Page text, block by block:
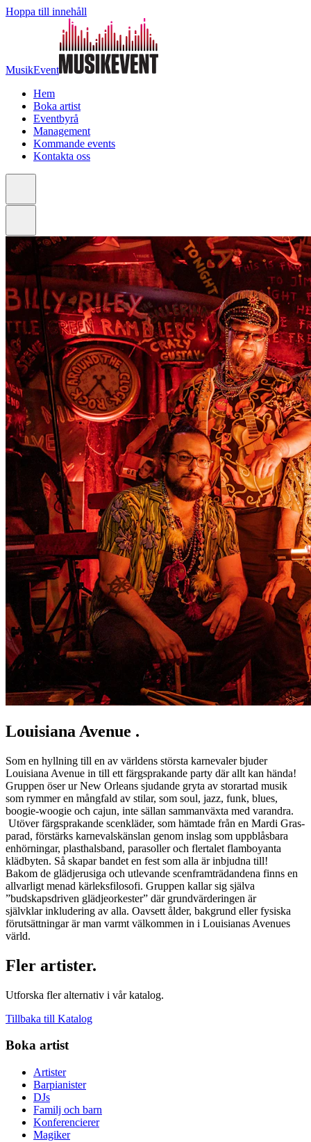
Hoppa till innehåll
MusikEvent
Hem
Boka artist
Eventbyrå
Management
Kommande events
Kontakta oss
Louisiana Avenue .
Som en hyllning till en av världens största karnevaler bjuder
Louisiana Avenue in till ett färgsprakande party där allt kan hända!
Gruppen öser ur New Orleans sjudande gryta av storartad musik
som rymmer en mångfald av stilar, som soul, jazz, funk, blues,
boogie-woogie och cajun, inte sällan sammanväxta med varandra.
Utöver färgsprakande scenkläder, som hämtade från en Mardi Gras-
parad, förstärks karnevalskänslan genom inslag som uppblåsbara
enhörningar, plasthalsband, parasoller och flertalet flamboyanta
klädbyten. Så skapar bandet en fest som alla är inbjudna till!
Bakom de glädjerusiga och utlevande scenframträdandena finns en
allvarligt menad kärleksfilosofi. Gruppen kallar sig själva
”budskapsdriven glädjeorkester” där grundvärderingen är
självklar inkludering av alla. Oavsett ålder, bakgrund eller fysiska
förutsättningar är man varmt välkommen in i Louisianas Avenues
värld.
Fler artister.
Utforska fler alternativ i vår katalog.
Tillbaka till Katalog
Boka artist
Artister
Barpianister
DJs
Familj och barn
Konferencierer
Magiker